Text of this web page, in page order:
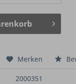
Merken
2000351